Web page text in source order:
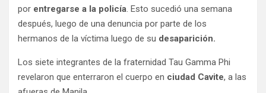
por entregarse a la policía. Esto sucedió una semana
después, luego de una denuncia por parte de los
hermanos de la víctima luego de su desaparición.
Los siete integrantes de la fraternidad Tau Gamma Phi
revelaron que enterraron el cuerpo en ciudad Cavite, a las